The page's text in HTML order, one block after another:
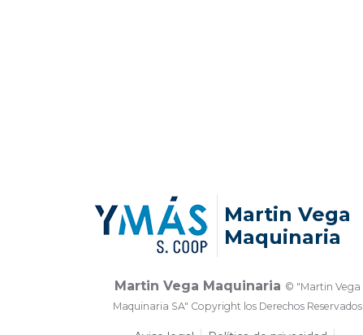
Martin Vega
Maquinaria
Martin Vega Maquinaria © "Martin Vega
Maquinaria SA" Copyright los Derechos Reservados